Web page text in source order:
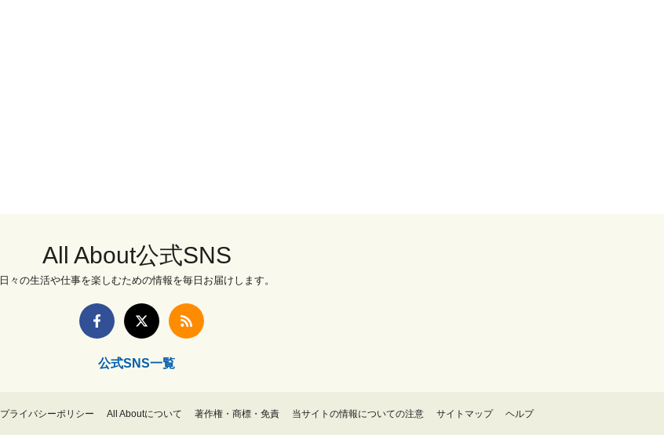
All About公式SNS
日々の生活や仕事を楽しむための情報を毎日お届けします。
公式SNS一覧
プライバシーポリシー All Aboutについて 著作権・商標・免責 当サイトの情報についての注意 サイトマップ ヘルプ